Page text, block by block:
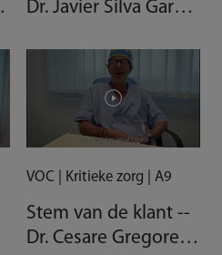
Dr. Javier Silva Garcia,
anesthesioloog,
VOC | Kritieke zorg | A9
Stem van de klant --
Dr. Cesare Gregoretti,